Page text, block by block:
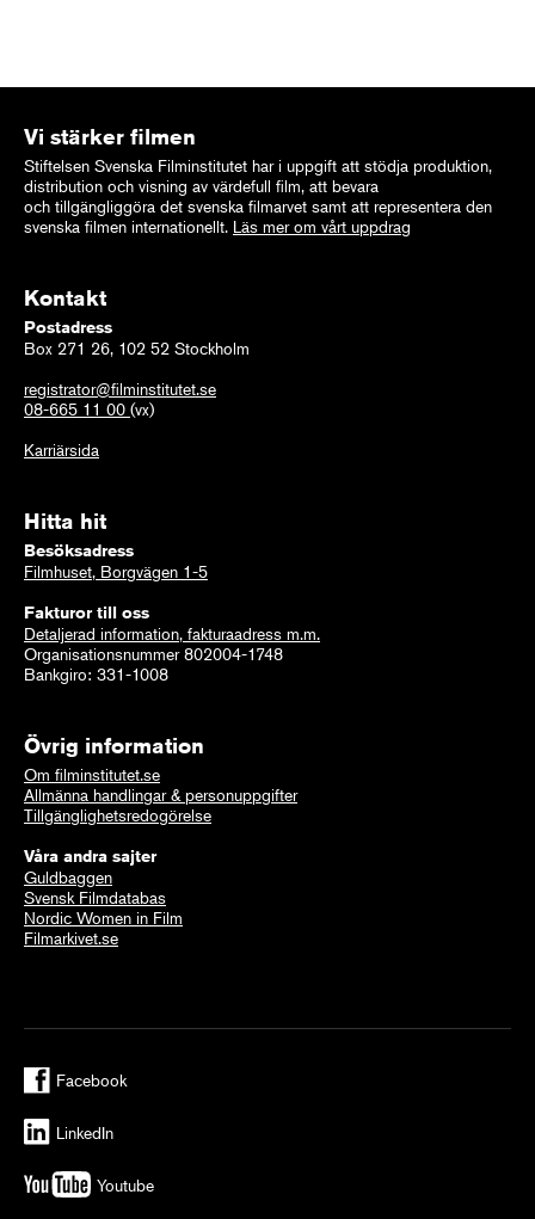
Vi stärker filmen
Stiftelsen Svenska Filminstitutet har i uppgift att stödja produktion,
distribution och visning av värdefull film, att bevara
och tillgängliggöra det svenska filmarvet samt att representera den
svenska filmen internationellt. Läs mer om vårt uppdrag
Kontakt
Postadress
Box 271 26, 102 52 Stockholm
registrator@filminstitutet.se
08-665 11 00 (vx)
Karriärsida
Hitta hit
Besöksadress
Filmhuset, Borgvägen 1-5
Fakturor till oss
Detaljerad information, fakturaadress m.m.
Organisationsnummer 802004-1748
Bankgiro: 331-1008
Övrig information
Om filminstitutet.se
Allmänna handlingar & personuppgifter
Tillgänglighetsredogörelse
Våra andra sajter
Guldbaggen
Svensk Filmdatabas
Nordic Women in Film
Filmarkivet.se
Facebook
LinkedIn
Youtube